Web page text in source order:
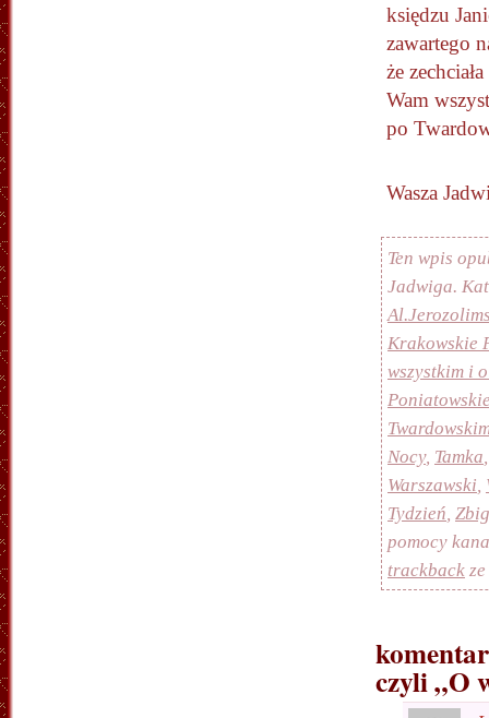
księdzu
zawartego
że
Wam
po
Wasza
Ten wpis
Jadwiga.
Krakowskie
wszystkim i
Nocy, Tamka
Warszawski
Tydzień
pomocy
trackback
czyli „O